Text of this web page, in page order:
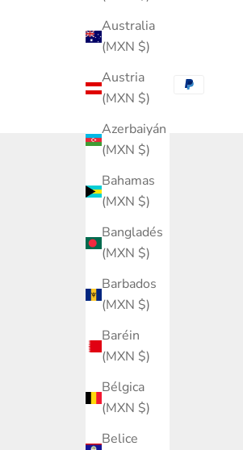
Australia
(MXN $)
Austria
(MXN $)
Azerbaiyán
(MXN $)
Bahamas
(MXN $)
Bangladés
(MXN $)
Barbados
(MXN $)
Baréin
(MXN $)
Bélgica
(MXN $)
Belice